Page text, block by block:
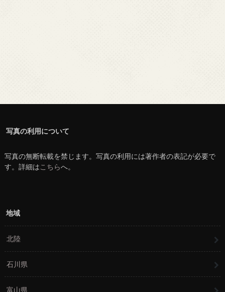
写真の利用について
写真の無断転載を禁じます。写真の利用には著作者の表記が必要で
す。詳細はこちらへ。
地域
北陸
石川県
富山県